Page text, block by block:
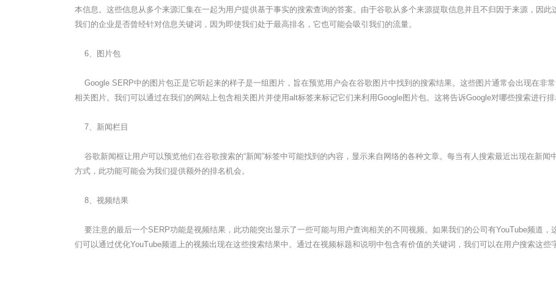
本信息。这些信息从多个来源汇集在一起为用户提供基于事实的搜索查询的答案。由于谷歌从多个来源提取信息并且不归因于来源，因
我们的企业是否曾经针对信息关键词，因为即使我们处于最高排名，它也可能会吸引我们的流量。
6、图片包
Google SERP中的图片包正是它听起来的样子是一组图片，旨在预览用户会在谷歌图片中找到的搜索结果。这些图片通常会出现在非
相关图片。我们可以通过在我们的网站上包含相关图片并使用alt标签来标记它们来利用Google图片包。这将告诉Google对哪些搜索进行
7、新闻栏目
谷歌新闻框让用户可以预览他们在谷歌搜索的“新闻”标签中可能找到的内容，显示来自网络的各种文章。每当有人搜索最近出现在新
方式，此功能可能会为我们提供额外的排名机会。
8、视频结果
要注意的最后一个SERP功能是视频结果，此功能突出显示了一些可能与用户查询相关的不同视频。如果我们的公司有YouTube频道，
们可以通过优化YouTube频道上的视频出现在这些搜索结果中。通过在视频标题和说明中包含有价值的关键词，我们可以在用户搜索这些